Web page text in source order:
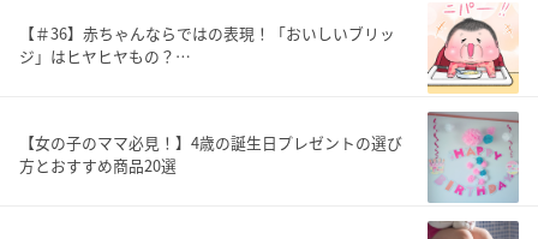
【＃36】赤ちゃんならではの表現！「おいしいブリッ
ジ」はヒヤヒヤもの？…
【女の子のママ必見！】4歳の誕生日プレゼントの選び
方とおすすめ商品20選